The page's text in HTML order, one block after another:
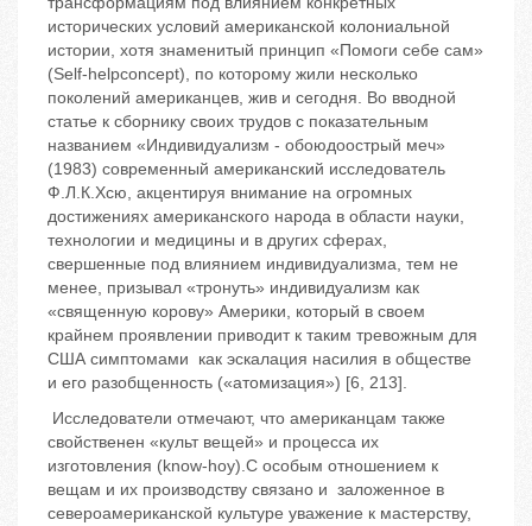
исторических условий американской колониальной
истории, хотя знаменитый принцип «Помоги себе сам»
(Self-helpconcept), по которому жили несколько
поколений американцев, жив и сегодня. Во вводной
статье к сборнику своих трудов с показательным
названием «Индивидуализм - обоюдоострый меч»
(1983) современный американский исследователь
Ф.Л.К.Хсю, акцентируя внимание на огромных
достижениях американского народа в области науки,
технологии и медицины и в других сферах,
свершенные под влиянием индивидуализма, тем не
менее, призывал «тронуть» индивидуализм как
«священную корову» Америки, который в своем
крайнем проявлении приводит к таким тревожным для
США симптомами как эскалация насилия в обществе
и его разобщенность («атомизация») [6, 213].
Исследователи отмечают, что американцам также
свойственен «культ вещей» и процесса их
изготовления (know-hoy).С особым отношением к
вещам и их производству связано и заложенное в
североамериканской культуре уважение к мастерству,